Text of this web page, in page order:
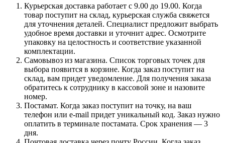
Курьерская доставка работает с 9.00 до 19.00. Когда
товар поступит на склад, курьерская служба свяжется
для уточнения деталей. Специалист предложит выбрать
удобное время доставки и уточнит адрес. Осмотрите
упаковку на целостность и соответствие указанной
комплектации.
Самовывоз из магазина. Список торговых точек для
выбора появится в корзине. Когда заказ поступит на
склад, вам придет уведомление. Для получения заказа
обратитесь к сотруднику в кассовой зоне и назовите
номер.
Постамат. Когда заказ поступит на точку, на ваш
телефон или e-mail придет уникальный код. Заказ нужно
оплатить в терминале постамата. Срок хранения — 3
дня.